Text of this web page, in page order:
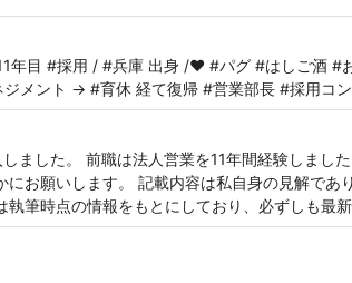
年目 #採用 / #兵庫 出身 /❤️ #パグ #はしご酒
メント → #育休 経て復帰 #営業部長 #採用コ
ました。 前職は法人営業を11年間経験しまし
お願いします。 記載内容は私自身の見解であ
筆時点の情報をもとにしており、必ずしも最